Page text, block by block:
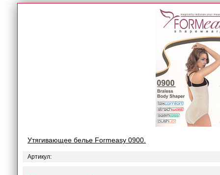
Утягивающее белье Formeasy 0900.
Артикул: